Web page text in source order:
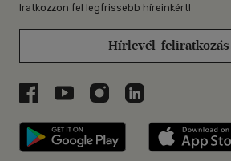
Iratkozzon fel legfrissebb híreinkért!
Hírlevél-feliratkozás
Libri a Facebookon
Libri a Youtube-on
Libri az Instagramon
Libri a
Libri applikáció